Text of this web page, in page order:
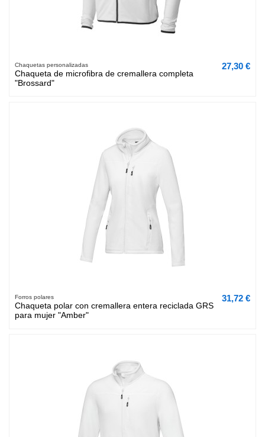
Chaquetas personalizadas
Chaqueta de microfibra de cremallera completa
"Brossard"
27,30 €
Forros polares
Chaqueta polar con cremallera entera reciclada GRS
para mujer "Amber"
31,72 €